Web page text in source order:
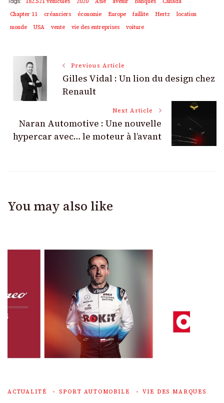
Chapter 11
créanciers économie Europe faillite Hertz
location
monde
USA vente vie des entreprises voiture
Post
Navigation
Previous Article
Gilles Vidal : Un lion du design chez
Renault
Next Article
Naran Automotive : Une nouvelle
hypercar avec… le moteur à l’avant
You may also like
ACTUALITÉ SPORT AUTOMOBILE VIE DES MARQUES